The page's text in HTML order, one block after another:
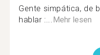
Gente simpática, de
hablar :...Mehr lesen